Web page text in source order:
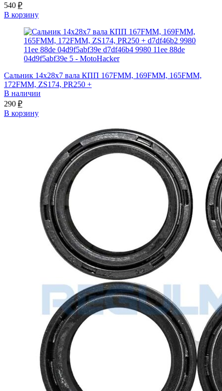
540 ₽
В корзину
Сальник 14x28x7 вала КПП 167FMM, 169FMM, 165FMM,
172FMM, ZS174, PR250 +
В наличии
290 ₽
В корзину